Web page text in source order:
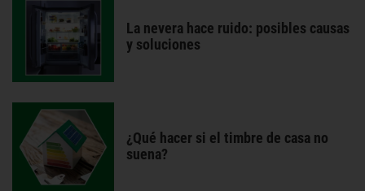
La nevera hace ruido: posibles causas
y soluciones
¿Qué hacer si el timbre de casa no
suena?